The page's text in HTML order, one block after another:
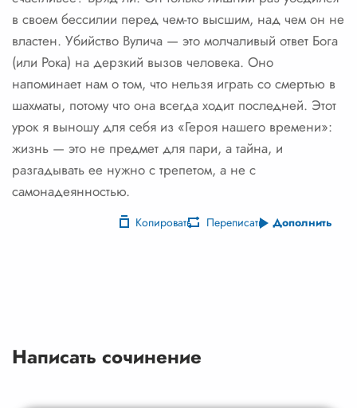
в своем бессилии перед чем-то высшим, над чем он не
властен. Убийство Вулича — это молчаливый ответ Бога
(или Рока) на дерзкий вызов человека. Оно
напоминает нам о том, что нельзя играть со смертью в
шахматы, потому что она всегда ходит последней. Этот
урок я выношу для себя из «Героя нашего времени»:
жизнь — это не предмет для пари, а тайна, и
разгадывать ее нужно с трепетом, а не с
самонадеянностью.
Копировать Переписать Дополнить
Написать сочинение